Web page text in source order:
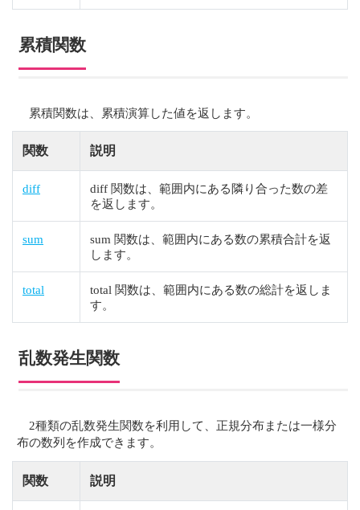
累積関数
累積関数は、累積演算した値を返します。
関数 説明
diff
diff 関数は、範囲内にある隣り合った数の差
を返します。
sum
sum 関数は、範囲内にある数の累積合計を返
します。
total
total 関数は、範囲内にある数の総計を返しま
す。
乱数発生関数
2種類の乱数発生関数を利用して、正規分布または一様分
布の数列を作成できます。
関数 説明